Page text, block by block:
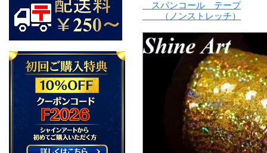
スパンコール テープ
（ノンストレッチ）